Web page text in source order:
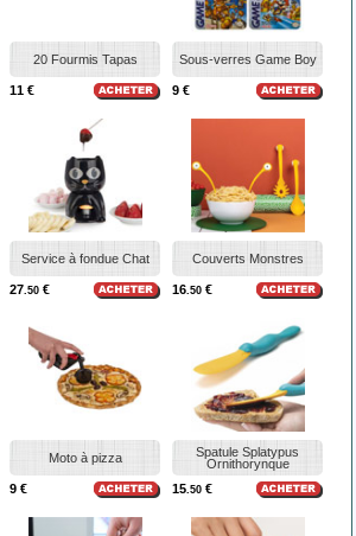
20 Fourmis Tapas
11 €
Sous-verres Game Boy
9 €
Service à fondue Chat
27.50 €
Couverts Monstres
16.50 €
Moto à pizza
9 €
Spatule Splatypus
Ornithorynque
15.50 €